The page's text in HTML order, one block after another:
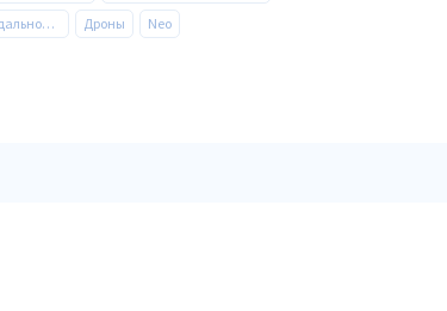
Дроны с большой дальностью полета Дроны Neo